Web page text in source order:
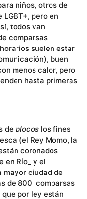
niños, otros de
pero en
todos van
comparsas
suelen estar
buen
menos calor, pero
hasta primeras
de blocos los fines
(el Rey Momo, la
coronados
en Río_ y el
mayor ciudad de
de 800 comparsas
por ley están